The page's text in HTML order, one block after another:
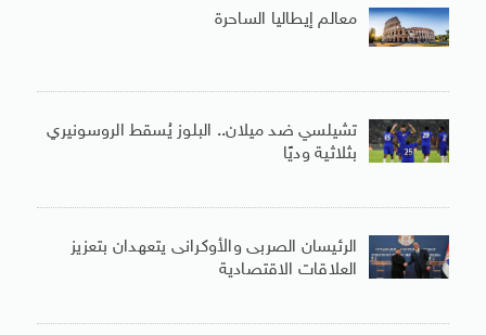
معالم إيطاليا الساحرة
تشيلسي ضد ميلان.. البلوز يُسقط الروسونيري
بثلاثية وديًا
الرئيسان الصربى والأوكرانى يتعهدان بتعزيز
العلاقات الاقتصادية